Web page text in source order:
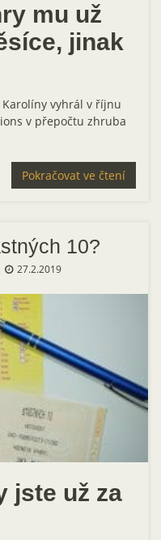
mu už
jinak
Karolíny vyhrál v říjnu
v přepočtu zhruba
Pokračovat ve čtení
10?
27.2.2019
jste už za